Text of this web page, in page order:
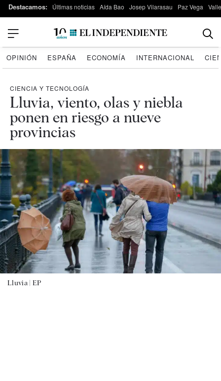
Destacamos: Últimas noticias Aída Bao Josep Vilarasau Paz Vega
OPINIÓN ESPAÑA ECONOMÍA INTERNACIONAL
CIENCIA Y TECNOLOGÍA
Lluvia, viento, olas y niebla
ponen en riesgo a nueve
provincias
Lluvia | EP